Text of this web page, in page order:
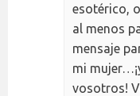
esotérico,
al menos
mensaje
mi
vosotros!